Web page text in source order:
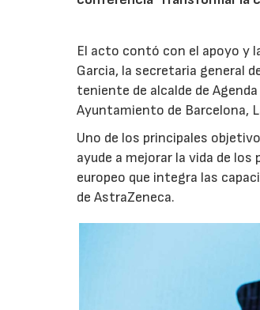
El acto contó con el apoyo y
Garcia, la secretaria general
teniente de alcalde de
Ayuntamiento de Barcelona,
Uno de los principales
ayude a mejorar la vida de
europeo que integra las
de AstraZeneca.